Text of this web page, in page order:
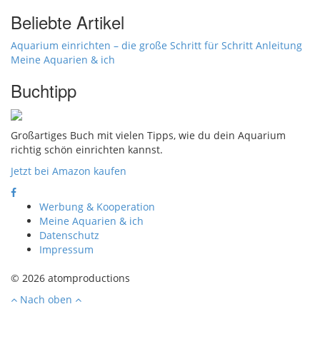
Beliebte Artikel
Aquarium einrichten – die große Schritt für Schritt Anleitung
Meine Aquarien & ich
Buchtipp
Großartiges Buch mit vielen Tipps, wie du dein Aquarium
richtig schön einrichten kannst.
Jetzt bei Amazon kaufen
Werbung & Kooperation
Meine Aquarien & ich
Datenschutz
Impressum
© 2026 atomproductions
Nach oben